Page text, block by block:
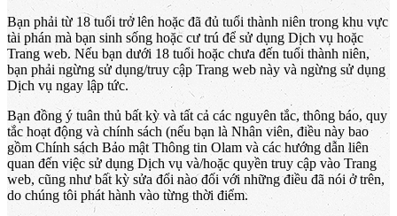
Bạn phải từ 18 tuổi trở lên hoặc đã đủ tuổi thành niên trong khu vực
tài phán mà bạn sinh sống hoặc cư trú để sử dụng Dịch vụ hoặc
Trang web. Nếu bạn dưới 18 tuổi hoặc chưa đến tuổi thành niên,
bạn phải ngừng sử dụng/truy cập Trang web này và ngừng sử dụng
Dịch vụ ngay lập tức.
Bạn đồng ý tuân thủ bất kỳ và tất cả các nguyên tắc, thông báo, quy
tắc hoạt động và chính sách (nếu bạn là Nhân viên, điều này bao
gồm Chính sách Bảo mật Thông tin Olam và các hướng dẫn liên
quan đến việc sử dụng Dịch vụ và/hoặc quyền truy cập vào Trang
web, cũng như bất kỳ sửa đổi nào đối với những điều đã nói ở trên,
do chúng tôi phát hành vào từng thời điểm.